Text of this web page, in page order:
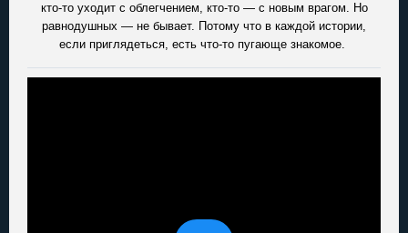
кто-то уходит с облегчением, кто-то — с новым врагом. Но
равнодушных — не бывает. Потому что в каждой истории,
если приглядеться, есть что-то пугающе знакомое.